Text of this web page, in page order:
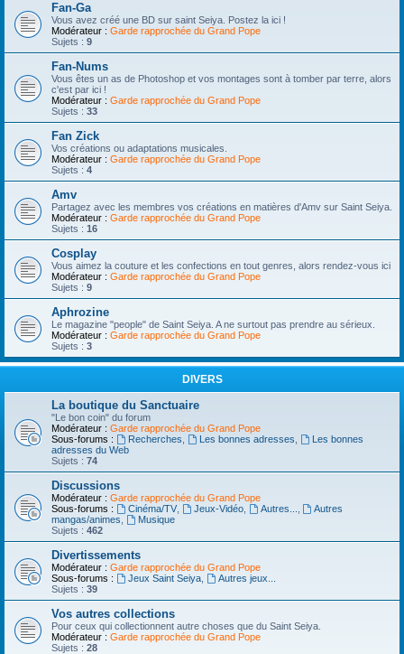
Fan-Ga
Vous avez créé une BD sur saint Seiya. Postez la ici !
Modérateur : Garde rapprochée du Grand Pope
Sujets : 9
Fan-Nums
Vous êtes un as de Photoshop et vos montages sont à tomber par terre, alors
c'est par ici !
Modérateur : Garde rapprochée du Grand Pope
Sujets : 33
Fan Zick
Vos créations ou adaptations musicales.
Modérateur : Garde rapprochée du Grand Pope
Sujets : 4
Amv
Partagez avec les membres vos créations en matières d'Amv sur Saint Seiya.
Modérateur : Garde rapprochée du Grand Pope
Sujets : 16
Cosplay
Vous aimez la couture et les confections en tout genres, alors rendez-vous ici
Modérateur : Garde rapprochée du Grand Pope
Sujets : 9
Aphrozine
Le magazine "people" de Saint Seiya. A ne surtout pas prendre au sérieux.
Modérateur : Garde rapprochée du Grand Pope
Sujets : 3
DIVERS
La boutique du Sanctuaire
"Le bon coin" du forum
Modérateur : Garde rapprochée du Grand Pope
Sous-forums :
Recherches Les bonnes adresses
Les bonnes
adresses du Web
Sujets : 74
Discussions
Modérateur : Garde rapprochée du Grand Pope
Sous-forums :
Cinéma/TV, Jeux-Vidéo, Autres...
Autres
mangas/animes
Musique
Sujets : 462
Divertissements
Modérateur : Garde rapprochée du Grand Pope
Sous-forums :
Jeux Saint Seiya,
Autres jeux...
Sujets : 39
Vos autres collections
Pour ceux qui collectionnent autre choses que du Saint Seiya.
Modérateur : Garde rapprochée du Grand Pope
Sujets : 28